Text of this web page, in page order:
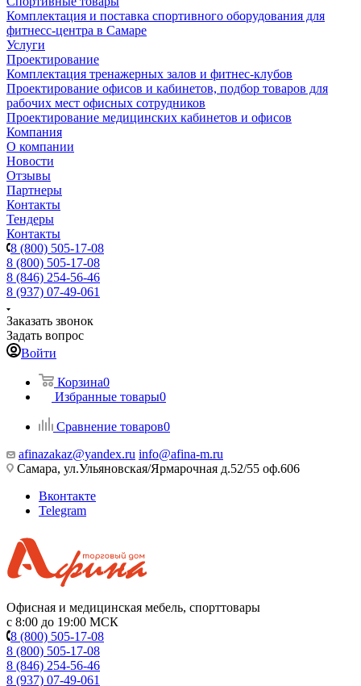
Комплектация и поставка спортивного оборудования для
фитнесс-центра в Самаре
Услуги
Проектирование
Комплектация тренажерных залов и фитнес-клубов
Проектирование офисов и кабинетов, подбор товаров для
рабочих мест офисных сотрудников
Проектирование медицинских кабинетов и офисов
Компания
О компании
Новости
Отзывы
Партнеры
Контакты
Тендеры
Контакты
8 (800) 505-17-08
8 (800) 505-17-08
8 (846) 254-56-46
8 (937) 07-49-061
Заказать звонок
Задать вопрос
Войти
Корзина0
Избранные товары0
Сравнение товаров0
afinazakaz@yandex.ru info@afina-m.ru
Самара, ул.Ульяновская/Ярмарочная д.52/55 оф.606
Вконтакте
Telegram
Офисная и медицинская мебель, спорттовары
с 8:00 до 19:00 МСК
8 (800) 505-17-08
8 (800) 505-17-08
8 (846) 254-56-46
8 (937) 07-49-061